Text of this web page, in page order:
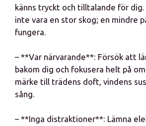
känns tryckt och tilltalande för
inte vara en stor skog; en mindre
fungera.
– **Var närvarande**: Försök att
bakom dig och fokusera helt på
märke till trädens doft, vindens
sång.
– **Inga distraktioner**: Lämna